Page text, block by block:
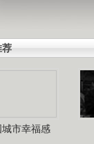
荐
城市幸福感